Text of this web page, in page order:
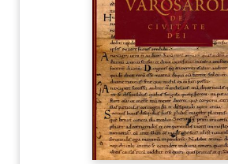
Szótár, nyelvkönyv
Tankönyv, segédkönyv
Társadalomtudomány